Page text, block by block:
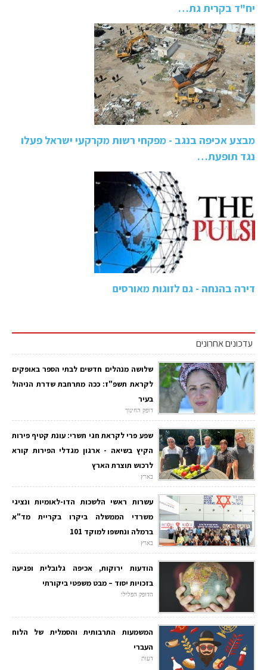
יח"ד בקרית גת…
מבצע אכיפה בנגב - מפקחי רשות מקרקעי ישראל פעלו
נגד תופעת…
דירה בהנחה - גם לזוגות מאורסים
עדכונים אחרונים
שלושה מנהלים חדשים לבתי הספר באופקים
לקראת תשפ"ז: ככה מתרחבת שדרת הניהול
בעיר
דופק החינוך
שפע פרי לקראת חגי תשרי: עונת קטיף פירות
הקיץ בשיאה - ארגון מגדלי הפירות קורא
לרכוש תוצרת הארץ
בארץ
עשרות ראשי הלשכות הדו-לאומיות ונציגי
משרדי הממשלה ביקרו בקריית מד"א
ברמלה ונחשפו למוקד 101
בארץ
הודעות ירוקות, אכיפה גלובלית ופגיעה
בזכויות יסוד – מבט משפטי ביקורתי
הדופק הפלילי
המשמעות התרבותית והסמלית של הלוח
העברי
דעות